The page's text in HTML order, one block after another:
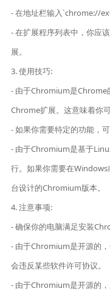
- 在地址栏输入`chrome://
- 在扩展程序列表中，你应
展。
3. 使用技巧:
- 由于Chromium是Chrome
Chrome扩展。这意味着你
- 如果你需要特定的功能，
- 由于Chromium是基于
行。如果你需要在
台设计的Chromium版本。
4. 注意事项:
- 确保你的电脑满足安装
- 由于Chromium是开源的
会违反某些软件许可协议。
- 由于Chromium是开源的